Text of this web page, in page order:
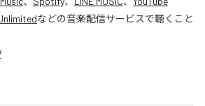
などの音楽配信サービスで聴くこと